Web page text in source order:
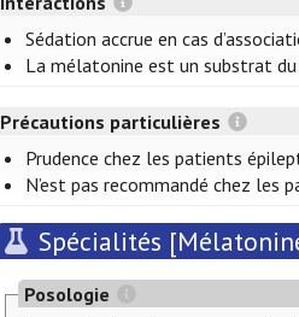
Sédation accrue en cas
La mélatonine est un substrat du
Précautions particulières
Prudence chez les patients
N’est pas recommandé chez les
Spécialités
Posologie